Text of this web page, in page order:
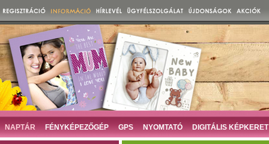
NAPTÁR FÉNYKÉPEZŐGÉP GPS NYOMTATÓ DIGITÁLIS KÉPKERET